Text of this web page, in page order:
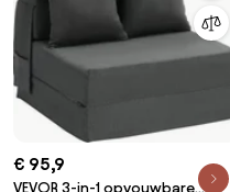
€ 95,9
VEVOR 3-in-1 opvouwbare